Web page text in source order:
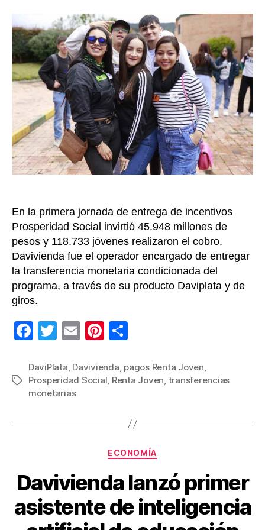
entrada
ciclo
de
Renta
el
97
%
de
los
lo
En la primera jornada de entrega de incentivos
Prosperidad Social invirtió 45.948 millones de
pesos y 118.733 jóvenes realizaron el cobro.
Davivienda fue el operador encargado de entregar
la transferencia monetaria condicionada del
programa, a través de su producto Daviplata y de
giros.
F
c
e
o
T
tt
er
E
ail
Pi
er
e
m
p
tir
Etiquetas
DaviPlata, Davivienda, pagos Renta Joven,
Prosperidad Social, Renta Joven, transferencias
monetarias
Categorías
ECONOMÍA
Davivienda lanzó primer
asistente de inteligencia